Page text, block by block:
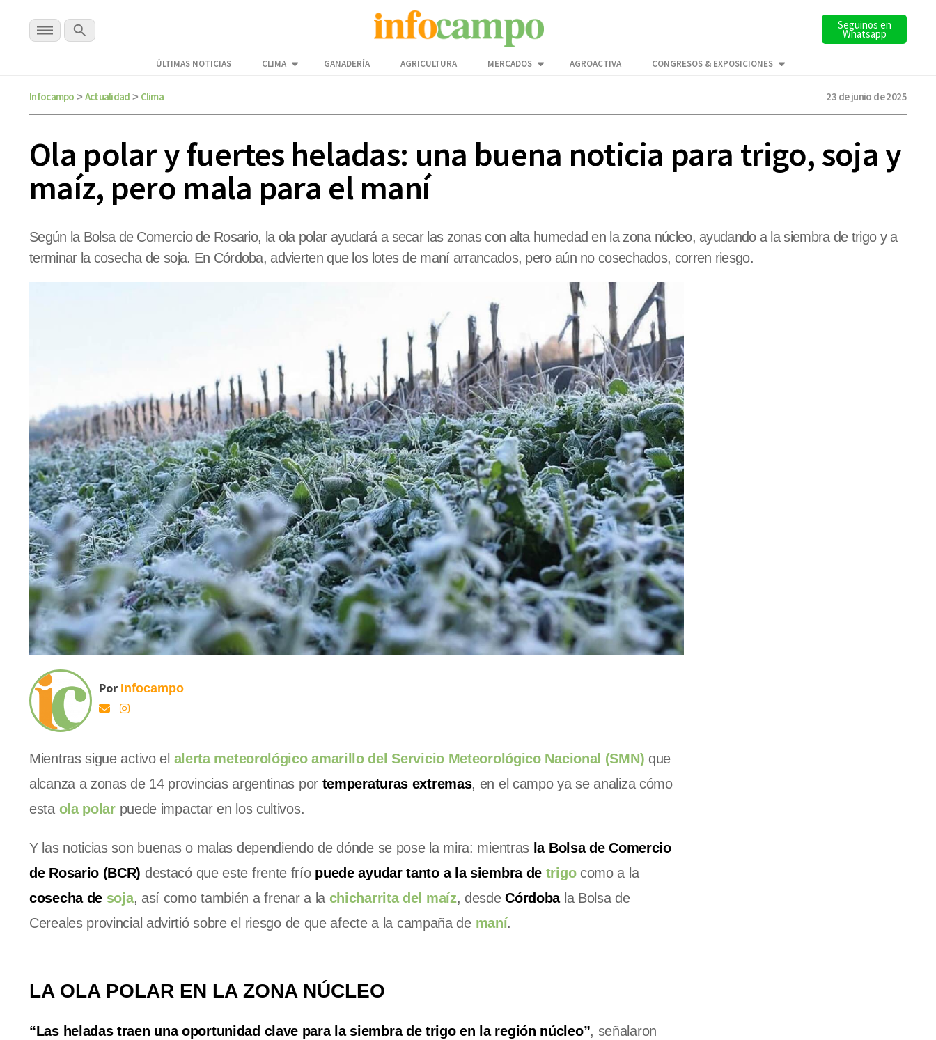
Seguinos en
Whatsapp
ÚLTIMAS NOTICIAS CLIMA GANADERÍA AGRICULTURA MERCADOS AGROACTIVA CONGRESOS & EXPOSICIONES
Infocampo > Actualidad > Clima 23 de junio de 2025
Ola polar y fuertes heladas: una buena noticia para trigo, soja y
maíz, pero mala para el maní
Según la Bolsa de Comercio de Rosario, la ola polar ayudará a secar las zonas con alta humedad en la zona núcleo, ayudando a la siembra de trigo y a
terminar la cosecha de soja. En Córdoba, advierten que los lotes de maní arrancados, pero aún no cosechados, corren riesgo.
Por Infocampo
Mientras sigue activo el alerta meteorológico amarillo del Servicio Meteorológico Nacional (SMN) que
alcanza a zonas de 14 provincias argentinas por temperaturas extremas, en el campo ya se analiza cómo
esta ola polarpuede impactar en los cultivos.
Y las noticias son buenas o malas dependiendo de dónde se pose la mira: mientras la Bolsa de Comercio
de Rosario (BCR) destacó que este frente frío puede ayudar tanto a la siembra de trigocomo a la
cosecha de soja, así como también a frenar a la chicharrita del maíz, desdeCórdobala Bolsa de
Cereales provincial advirtió sobre el riesgo de que afecte a la campaña de maní.
LA OLA POLAR EN LA ZONA NÚCLEO
“Las heladas traen una oportunidad clave para la siembra de trigo en la región núcleo”, señalaron